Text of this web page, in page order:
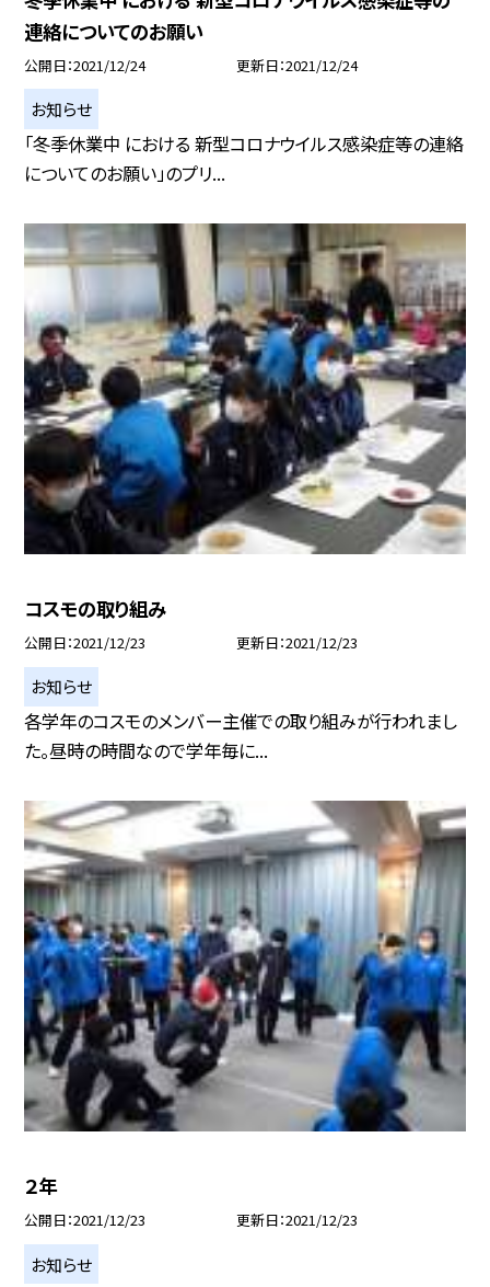
連絡についてのお願い
公開日 2021/12/24 更新日 2021/12/24
お知らせ
「冬季休業中 における 新型コロナウイルス感染症等の連絡
についてのお願い」のプリ...
コスモの取り組み
公開日 2021/12/23 更新日 2021/12/23
お知らせ
各学年のコスモのメンバー主催での取り組みが行われまし
た。昼時の時間なので学年毎に...
２年
公開日 2021/12/23 更新日 2021/12/23
お知らせ